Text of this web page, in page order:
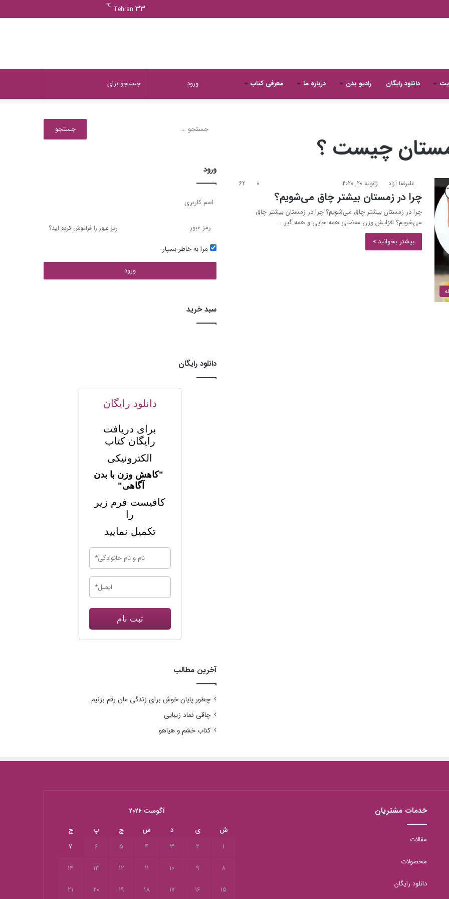
Tehran 33
℃
دانلود رایگان رادیو بدن درباره ما معرفی کتاب ورود
چیست ؟
علیرضا آزاد ژانویه 20, 2020 0
62
چرا در زمستان بیشتر چاق می‌شویم؟
چرا در زمستان بیشتر چاق می‌شویم؟ چرا در زمستان بیشتر چاق
می‌شویم؟ افزایش وزن معضلی همه جایی و همه گیر…
بیشتر بخوانید »
ورود
رمز عبور را فراموش کرده اید؟
مرا به خاطر بسپار
ورود
سبد خرید
دانلود رایگان
دانلود رایگان
برای دریافت
رایگان کتاب
الکترونیکی
"کاهش وزن با بدن
آگاهی"
کافیست فرم زیر
را
تکمیل نمایید
ثبت نام
آخرین مطالب
چطور پایان خوش برای زندگی مان رقم بزنیم
چاقی نماد زیبایی
کتاب خشم و هیاهو
خدمات مشتریان
مقالات
محصولات
دانلود رایگان
آگوست 2026
ش
ی د س چ پ
ج
1
2
3
4
5
6
7
8
9
10
11
12
13
14
15
16
17
18
19
20
21